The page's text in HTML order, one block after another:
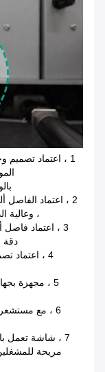
1 ، اعتماد تصميم
2 ، اعتماد الفاصل
، وعالية
3 ، اعتماد
دقة
4 ،
5 ، مجهزة
6 ، مع
7 ، شاشة تعمل
مريحة